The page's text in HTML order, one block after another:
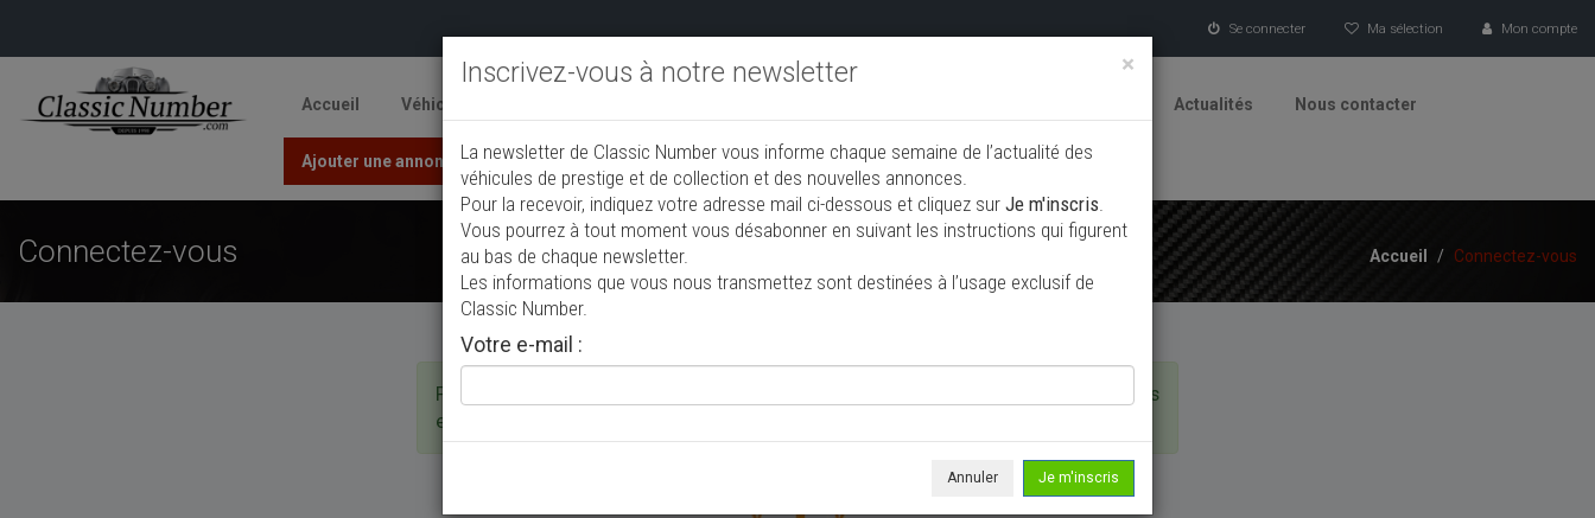
Se connecter Ma sélection Mon compte
Accueil Véhicules Actualités Nous contacter
Ajouter une annonce
Connectez-vous Accueil / Connectez-vous
Pour créer une annonce sur notre site, vous devez être identifié. Si vous n'avez pas
encore de compte,
×
Inscrivez-vous à notre newsletter
La newsletter de Classic Number vous informe chaque semaine de l’actualité des
véhicules de prestige et de collection et des nouvelles annonces.
Pour la recevoir, indiquez votre adresse mail ci-dessous et cliquez sur Je m'inscris.
Vous pourrez à tout moment vous désabonner en suivant les instructions qui figurent
au bas de chaque newsletter.
Les informations que vous nous transmettez sont destinées à l’usage exclusif de
Classic Number.
Votre e-mail :
Annuler Je m'inscris